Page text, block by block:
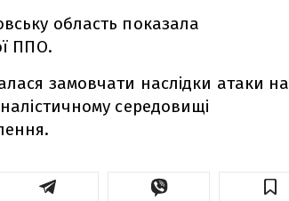
область показала
ППО.
замовчати наслідки атаки на
середовищі